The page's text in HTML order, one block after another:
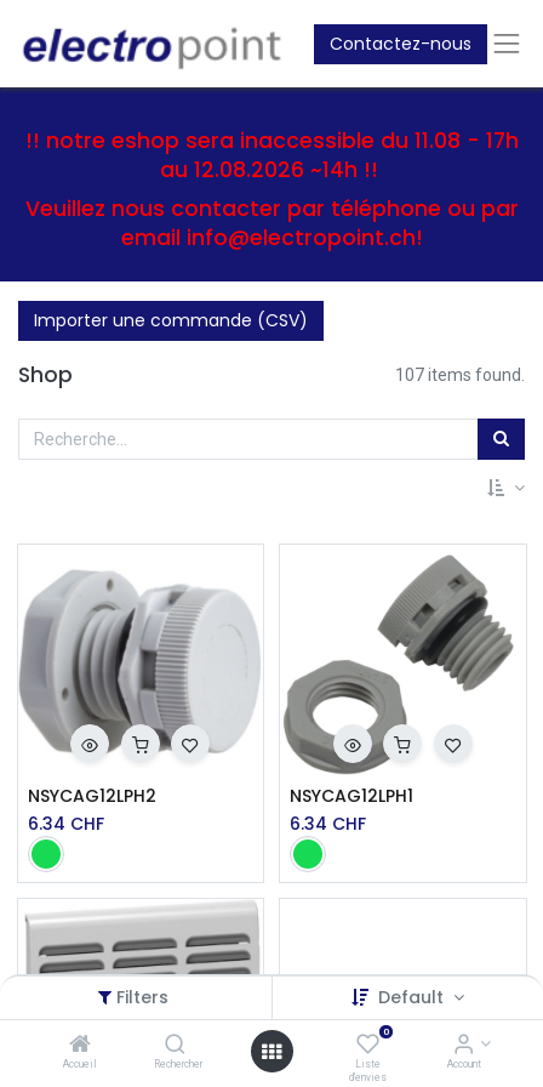
Filters Default
Accueil Rechercher
0
Liste
d'envies
Account
Contactez-nous
!! notre eshop sera inaccessible du 11.08 - 17h
au 12.08.2026 ~14h !!
Veuillez nous contacter par téléphone ou par
email info@electropoint.ch!
Importer une commande (CSV)
Shop 107 items found.
NSYCAG12LPH2
6.34 CHF
NSYCAG12LPH1
6.34 CHF